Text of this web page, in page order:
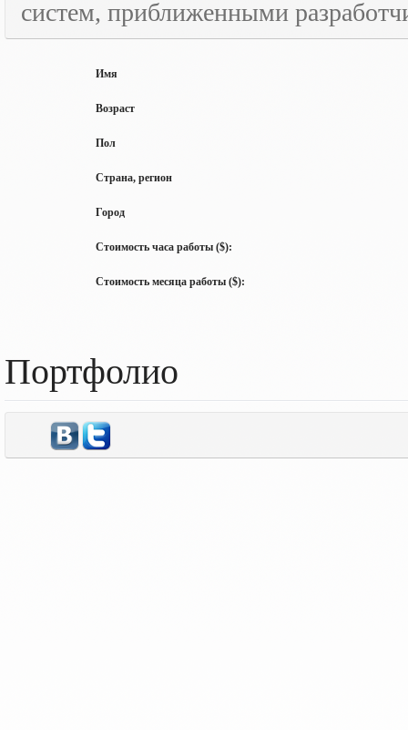
систем, приближенными
Имя
Возраст
Пол
Страна, регион
Город
Стоимость часа работы ($):
Стоимость месяца работы ($):
Портфолио